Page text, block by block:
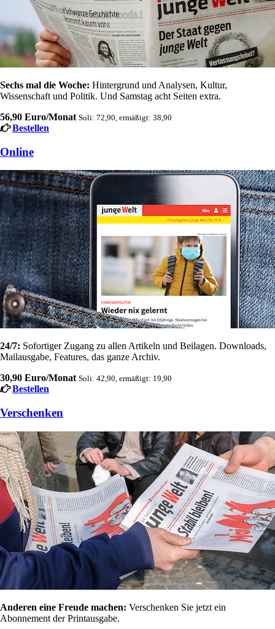
Sechs mal die Woche: Hintergrund und Analysen, Kultur,
Wissenschaft und Politik. Und Samstag acht Seiten extra.
56,90 Euro/Monat Soli: 72,90, ermäßigt: 38,90
Bestellen
Online
24/7: Sofortiger Zugang zu allen Artikeln und Beilagen. Downloads,
Mailausgabe, Features, das ganze Archiv.
30,90 Euro/Monat Soli: 42,90, ermäßigt: 19,90
Bestellen
Verschenken
Anderen eine Freude machen: Verschenken Sie jetzt ein
Abonnement der Printausgabe.